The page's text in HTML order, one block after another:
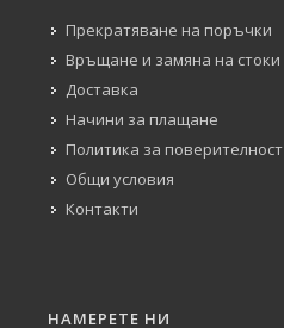
Прекратяване на поръчки
Връщане и замяна на стоки
Доставка
Начини за плащане
Политика за поверителност
Общи условия
Контакти
НАМЕРЕТЕ НИ